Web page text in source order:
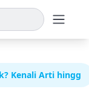
Kenali Arti hingga